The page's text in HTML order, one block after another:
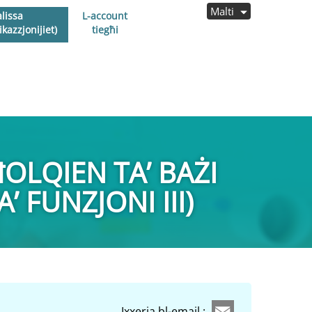
L-account
tiegħi
Malti
TA’ BAŻI
FUNZJONI III)